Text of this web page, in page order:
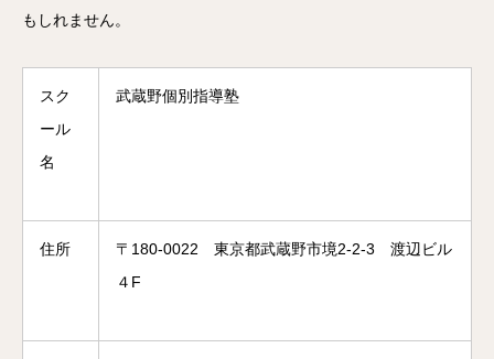
もしれません。
スク
ール
名
武蔵野個別指導塾
住所
〒180-0022 東京都武蔵野市境2-2-3 渡辺ビル
４F